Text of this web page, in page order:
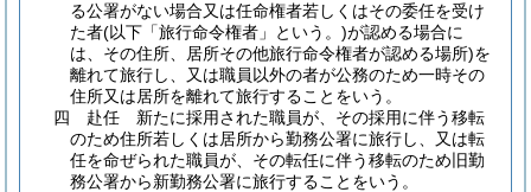
る公署がない場合又は任命権者若しくはその委任を受け
た者(以下「旅行命令権者」という。)が認める場合に
は、その住所、居所その他旅行命令権者が認める場所)を
離れて旅行し、又は職員以外の者が公務のため一時その
住所又は居所を離れて旅行することをいう。
四
赴任 新たに採用された職員が、その採用に伴う移転
のため住所若しくは居所から勤務公署に旅行し、又は転
任を命ぜられた職員が、その転任に伴う移転のため旧勤
務公署から新勤務公署に旅行することをいう。